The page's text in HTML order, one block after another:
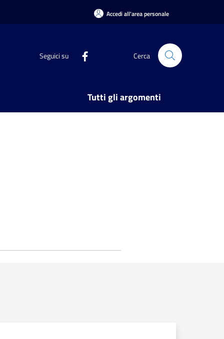
Accedi all'area personale
Seguici su Cerca
Tutti gli argomenti